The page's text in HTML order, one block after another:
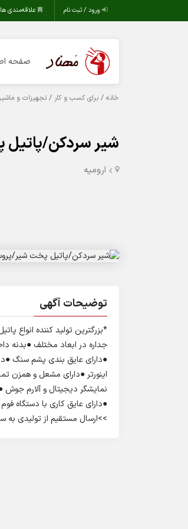
ورود / ثبت نام علاقه‌مندی ها
صفحه
خانه / برای کسب و کار / تجهیزات و
شیر سردکن/
اروميه
توضیحات آگهی
*بزرگترین تولید کننده
جداره در ابعاد مختلف ●بدنه
●دارای عایق بندی پشم سنگ
اینورتر ●دارای مشعل و همزن
نمایشگر دیجیتال و آلارم جوش
●دارای عایق کاری با دستگاه
>>ارسال مستقیم از تولیدی به